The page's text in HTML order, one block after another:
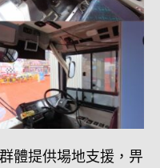
體提供場地支援，畀